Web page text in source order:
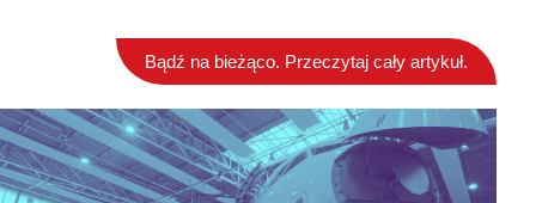
Bądź na bieżąco. Przeczytaj cały artykuł.